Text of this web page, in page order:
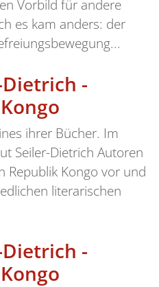
Vorbild für andere
es kam anders: der
-
ihrer Bücher. Im
Seiler-Dietrich Autoren
Republik Kongo vor und
literarischen
-